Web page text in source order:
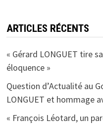
ARTICLES RÉCENTS
« Gérard LONGUET tire
éloquence »
Question d’Actualité au
LONGUET et hommage
« François Léotard, un